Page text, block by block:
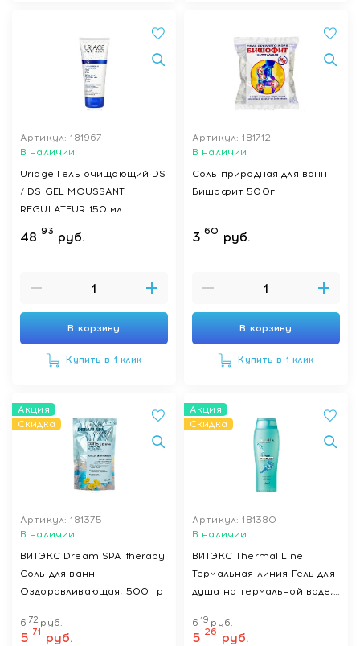
Артикул: 181967
В наличии
Uriage Гель очищающий DS
/ DS GEL MOUSSANT
REGULATEUR 150 мл
48 93 руб.
В корзину
Купить в 1 клик
Артикул: 181712
В наличии
Соль природная для ванн
Бишофит 500г
3 60 руб.
В корзину
Купить в 1 клик
Акция
Скидка
Артикул: 181375
В наличии
ВИТЭКС Dream SPA therapy
Соль для ванн
Оздоравливающая, 500 гр
6 72 руб.
5 71 руб.
Акция
Скидка
Артикул: 181380
В наличии
ВИТЭКС Thermal Line
Термальная линия Гель для
душа на термальной воде,
619 руб.
5 26 руб.